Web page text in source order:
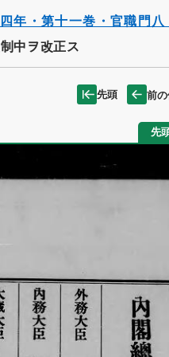
年・第十一巻・官職門
中ヲ改正ス
先頭 前
先